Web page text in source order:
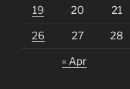
19 20 21
26 27 28
« Apr